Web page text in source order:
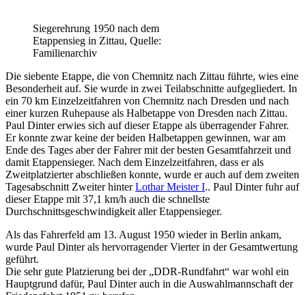
Siegerehrung 1950 nach dem
Etappensieg in Zittau, Quelle:
Familienarchiv
Die siebente Etappe, die von Chemnitz nach Zittau führte, wies eine
Besonderheit auf. Sie wurde in zwei Teilabschnitte aufgegliedert. In
ein 70 km Einzelzeitfahren von Chemnitz nach Dresden und nach
einer kurzen Ruhepause als Halbetappe von Dresden nach Zittau.
Paul Dinter erwies sich auf dieser Etappe als überragender Fahrer.
Er konnte zwar keine der beiden Halbetappen gewinnen, war am
Ende des Tages aber der Fahrer mit der besten Gesamtfahrzeit und
damit Etappensieger. Nach dem Einzelzeitfahren, dass er als
Zweitplatzierter abschließen konnte, wurde er auch auf dem zweiten
Tagesabschnitt Zweiter hinterLothar Meister I.. Paul Dinter fuhr auf
dieser Etappe mit 37,1 km/h auch die schnellste
Durchschnittsgeschwindigkeit aller Etappensieger.
Als das Fahrerfeld am 13. August 1950 wieder in Berlin ankam,
wurde Paul Dinter als hervorragender Vierter in der Gesamtwertung
geführt.
Die sehr gute Platzierung bei der „DDR-Rundfahrt“ war wohl ein
Hauptgrund dafür, Paul Dinter auch in die Auswahlmannschaft der